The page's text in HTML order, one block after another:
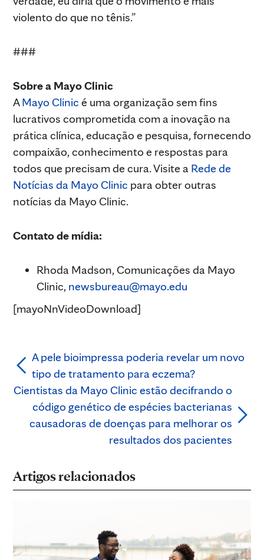
violento do que no tênis.”
###
Sobre a Mayo Clinic
AMayo Clinic é uma organização sem fins
lucrativos comprometida com a inovação na
prática clínica, educação e pesquisa, fornecendo
compaixão, conhecimento e respostas para
todos que precisam de cura. Visite a Rede de
Notícias da Mayo Clinic para obter outras
notícias da Mayo Clinic.
Contato de mídia:
Rhoda Madson, Comunicações da Mayo
Clinic, newsbureau@mayo.edu
[mayoNnVideoDownload]
A pele bioimpressa poderia revelar um novo
tipo de tratamento para eczema?
Cientistas da Mayo Clinic estão decifrando o
código genético de espécies bacterianas
causadoras de doenças para melhorar os
resultados dos pacientes
Artigos relacionados